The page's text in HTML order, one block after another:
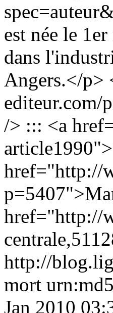
est née le
dans
Angers.</p>
editeur.com/
/> ::: <a
href="http://
href="http://
http://
mort
Jan 2010